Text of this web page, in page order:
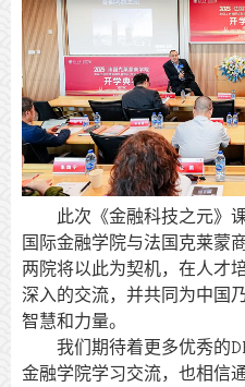
此次《金融科技之元》课
国际金融学院与法国克莱蒙
两院将以此为契机，在人才
深入的交流，并共同为中国
智慧和力量。
我们期待着更多优秀的
金融学院学习交流，也相信